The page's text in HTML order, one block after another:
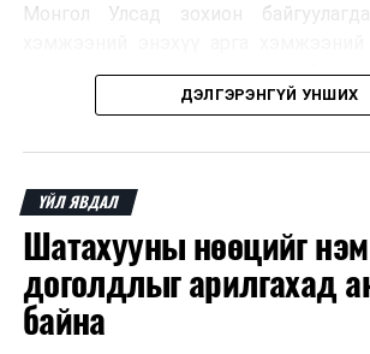
Монгол Улсад зохион
зочид, төлөөлөгчдөд аюулгүй,
мэргэжлийн түвшинд тээврийн
зохион байгуулалтын онцлог, зочид,
ангилал, үйлчилгээний стандарт,
хариуцлага, сахилга бат,
мэргэжлийн харилцааны талаар
өгчээ.
ДЭЛГЭРЭНГҮЙ УНШИХ
ҮЙЛ ЯВДАЛ
Шатахууны нөөцийг
доголдлыг арилгахад
байна